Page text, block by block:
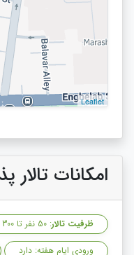
Leaflet
امکانات تالار
ظرفیت تالار: 50 نفر تا 300 نفر
ورودی ایام هفته: دارد